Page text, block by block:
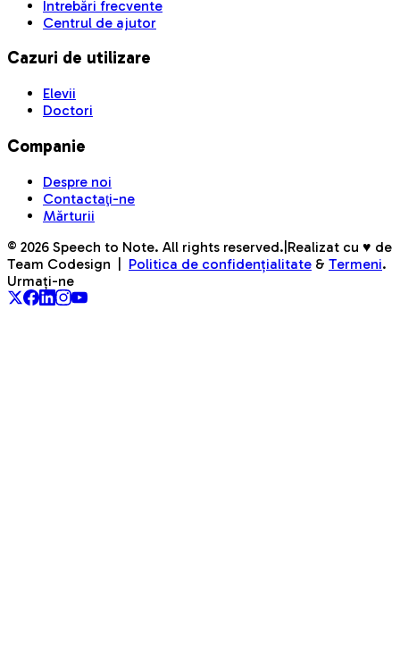
Întrebări frecvente
Centrul de ajutor
Cazuri de utilizare
Elevii
Doctori
Companie
Despre noi
Contactaţi-ne
Mărturii
© 2026 Speech to Note. All rights reserved. Realizat cu ♥ de
Team Codesign
Politica de confidențialitate & Termeni.
Urmați-ne